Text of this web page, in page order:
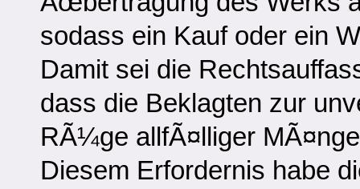
sodass ein Kauf oder ein
Damit sei die
dass die Beklagten zur
RÃ¼ge allfÃ¤lliger
Diesem Erfordernis habe